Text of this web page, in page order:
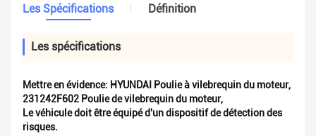
Les Spécifications Définition
Les spécifications
Mettre en évidence: HYUNDAI Poulie à vilebrequin du moteur,
231242F602 Poulie de vilebrequin du moteur,
Le véhicule doit être équipé d'un dispositif de détection des
risques.